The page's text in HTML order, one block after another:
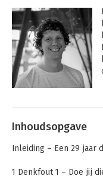
Andere
Inhoudsopgave
Inleiding – Een 29 jaar
1 Denkfout 1 – Doe jij